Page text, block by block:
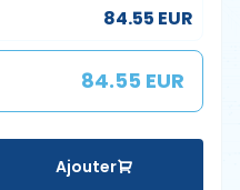
84.55 EUR
84.55 EUR
Ajouter